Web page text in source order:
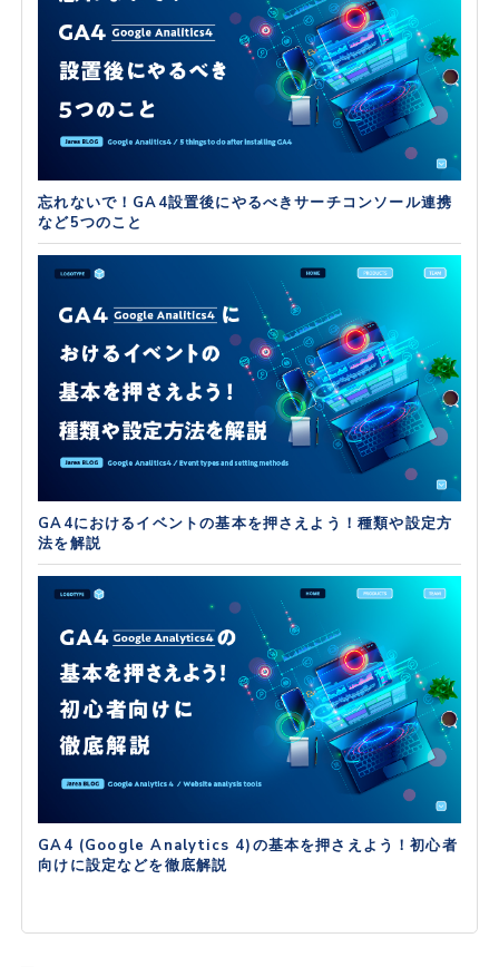
忘れないで！GA4設置後にやるべきサーチコンソール連携
など5つのこと
GA4におけるイベントの基本を押さえよう！種類や設定方
法を解説
GA4 (Google Analytics 4)の基本を押さえよう！初心者
向けに設定などを徹底解説